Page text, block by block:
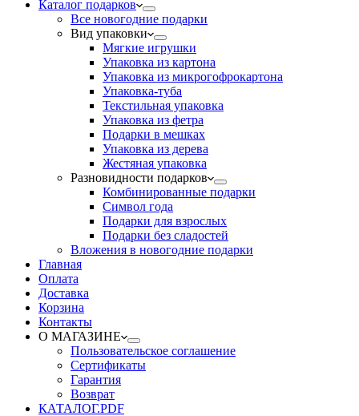
Каталог подарков
Все новогодние подарки
Вид упаковки
Мягкие игрушки
Упаковка из картона
Упаковка из микрогофрокартона
Упаковка-туба
Текстильная упаковка
Упаковка из фетра
Подарки в мешках
Упаковка из дерева
Жестяная упаковка
Разновидности подарков
Комбинированные подарки
Символ года
Подарки для взрослых
Подарки без сладостей
Вложения в новогодние подарки
Главная
Оплата
Доставка
Корзина
Контакты
О МАГАЗИНЕ
Пользовательское соглашение
Сертификаты
Гарантия
Возврат
КАТАЛОГ.PDF